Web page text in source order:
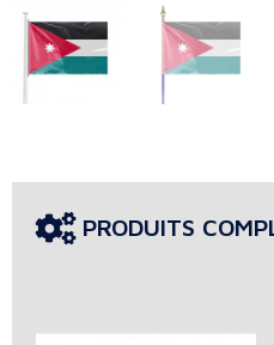
PRODUITS